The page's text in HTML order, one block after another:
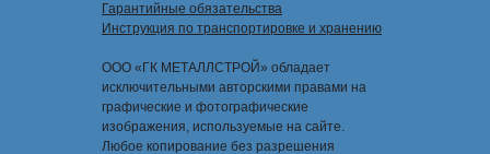
Гарантийные обязательства
Инструкция по транспортировке и хранению
ООО «ГК МЕТАЛЛСТРОЙ» обладает
исключительными авторскими правами на
графические и фотографические
изображения, используемые на сайте.
Любое копирование без разрешения